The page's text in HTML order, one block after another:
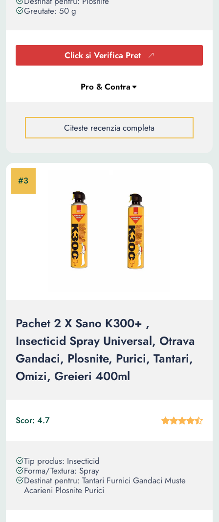
Greutate: 50 g
Click si Verifica Pret
Citeste recenzia completa
Pachet 2 X Sano K300+ ,
Insecticid Spray Universal, Otrava
Gandaci, Plosnite, Purici, Tantari,
Omizi, Greieri 400ml
Scor: 4.7
Tip produs: Insecticid
Forma/Textura: Spray
Destinat pentru: Tantari Furnici Gandaci Muste
Acarieni Plosnite Purici